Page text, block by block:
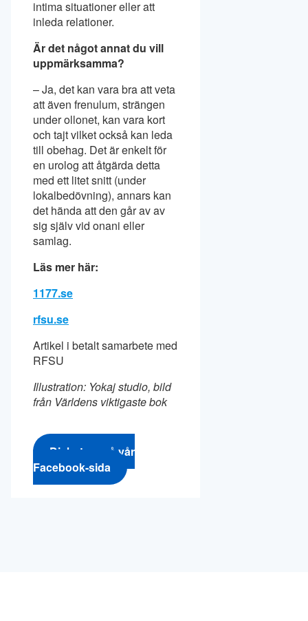
intima situationer eller att
inleda relationer.
Är det något annat du vill
uppmärksamma?
– Ja, det kan vara bra att veta
att även frenulum, strängen
under ollonet, kan vara kort
och tajt vilket också kan leda
till obehag. Det är enkelt för
en urolog att åtgärda detta
med ett litet snitt (under
lokalbedövning), annars kan
det hända att den går av av
sig själv vid onani eller
samlag.
Läs mer här:
1177.se
rfsu.se
Artikel i betalt samarbete med
RFSU
Illustration: Yokaj studio, bild
från Världens viktigaste bok
Diskutera på vår
Facebook-sida